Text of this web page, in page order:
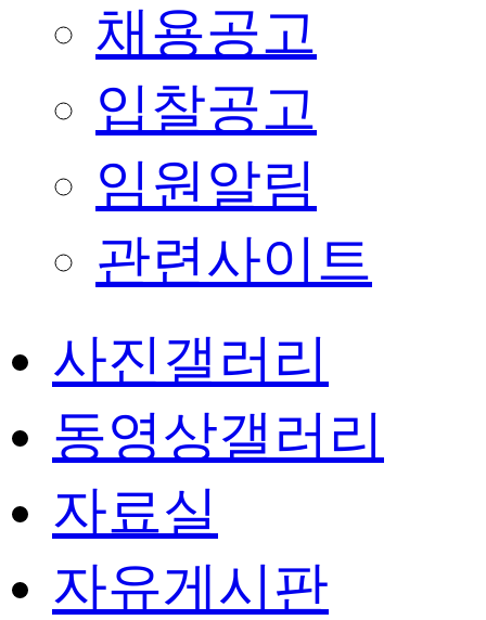
채용공고
입찰공고
임원알림
관련사이트
사진갤러리
동영상갤러리
자료실
자유게시판